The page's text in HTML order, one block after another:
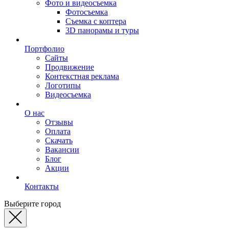
Фото и видеосъемка
Фотосъемка
Съемка с коптера
3D панорамы и туры
Портфолио
Сайты
Продвижение
Контекстная реклама
Логотипы
Видеосъемка
О нас
Отзывы
Оплата
Скачать
Вакансии
Блог
Акции
Контакты
Выберите город